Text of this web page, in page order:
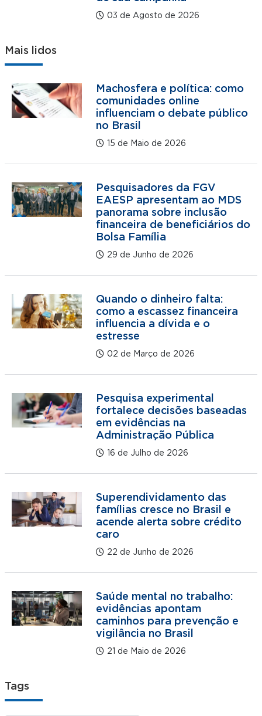
03 de Agosto de 2026
Mais lidos
Machosfera e política: como
comunidades online
influenciam o debate público
no Brasil
15 de Maio de 2026
Pesquisadores da FGV
EAESP apresentam ao MDS
panorama sobre inclusão
financeira de beneficiários do
Bolsa Família
29 de Junho de 2026
Quando o dinheiro falta:
como a escassez financeira
influencia a dívida e o
estresse
02 de Março de 2026
Pesquisa experimental
fortalece decisões baseadas
em evidências na
Administração Pública
16 de Julho de 2026
Superendividamento das
famílias cresce no Brasil e
acende alerta sobre crédito
caro
22 de Junho de 2026
Saúde mental no trabalho:
evidências apontam
caminhos para prevenção e
vigilância no Brasil
21 de Maio de 2026
Tags